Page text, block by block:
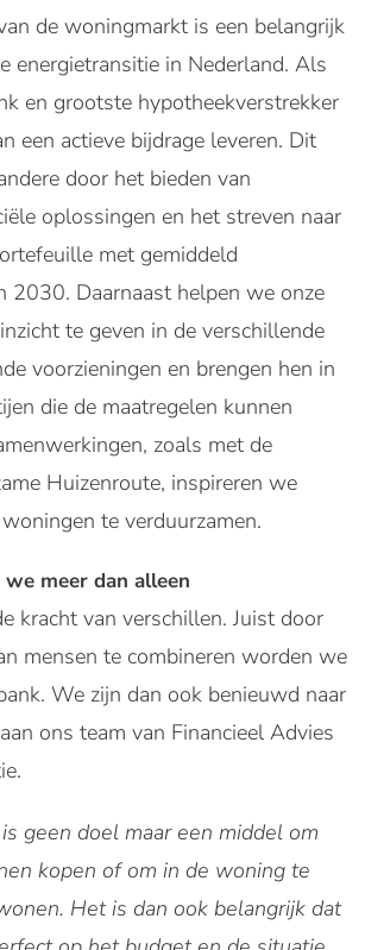
de woningmarkt is een belangrijk
energietransitie in Nederland. Als
en grootste hypotheekverstrekker
een actieve bijdrage leveren. Dit
door het bieden van
oplossingen en het streven naar
met gemiddeld
2030. Daarnaast helpen we onze
te geven in de verschillende
voorzieningen en brengen hen in
die de maatregelen kunnen
zoals met de
Huizenroute, inspireren we
te verduurzamen.
meer dan alleen
kracht van verschillen. Juist door
mensen te combineren worden we
We zijn dan ook benieuwd naar
ons team van Financieel Advies
is geen doel maar een middel om
kopen of om in de woning te
Het is dan ook belangrijk dat